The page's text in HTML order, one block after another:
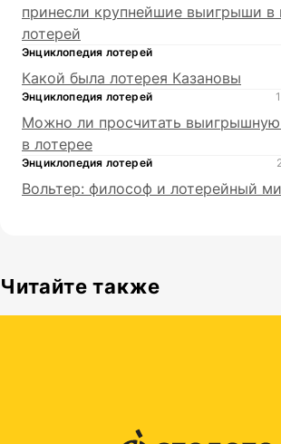
принесли крупнейшие выигрыши в
лотерей
Энциклопедия лотерей
Какой была лотерея Казановы
Энциклопедия лотерей
Можно ли просчитать
в лотерее
Энциклопедия лотерей
Вольтер: философ и лотерейный
Читайте также